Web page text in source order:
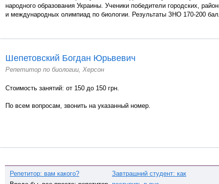
народного образования Украины. Ученики победители городских,
и международных олимпиад по биологии. Результаты ЗНО 170-200
Шепетовский Богдан Юрьвевич
Репетитор по биологии, Херсон
Стоимость занятий: от 150 до 150 грн.
По всем вопросам, звонить на указанный номер.
Репетитор: вам какого?
Завтрашний студент: как